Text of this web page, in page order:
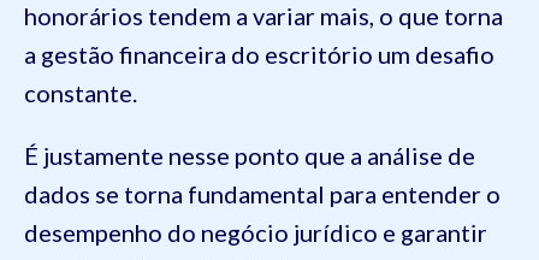
honorários tendem a variar mais, o que torna
a gestão financeira do escritório um desafio
constante.
É justamente nesse ponto que a análise de
dados se torna fundamental para entender o
desempenho do negócio jurídico e garantir